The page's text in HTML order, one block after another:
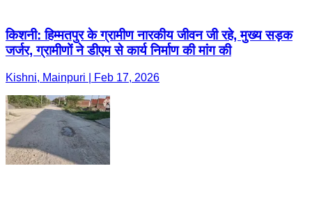
किशनी: हिम्मतपुर के ग्रामीण नारकीय जीवन जी रहे, मुख्य सड़क
जर्जर, ग्रामीणों ने डीएम से कार्य निर्माण की मांग की
Kishni, Mainpuri | Feb 17, 2026